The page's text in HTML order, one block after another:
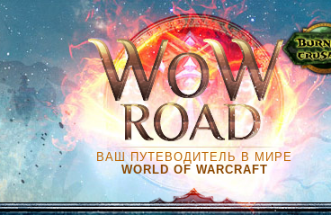
ВАШ ПУТЕВОДИТЕЛЬ В МИРЕ
WORLD OF WARCRAFT